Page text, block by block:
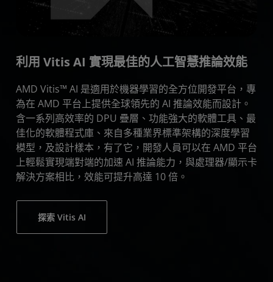
利用 Vitis AI 實現最佳的人工智慧推論效能
AMD Vitis™ AI 是適用於機器學習的全方位開發平台，專
為在 AMD 平台上提供全球領先的 AI 推論效能而設計。
含一系列高效率的 DPU 疊層、功能強大的軟體工具、最
佳化的軟體程式庫、來自多種業界標準架構的深度學習
模型，及設計樣本，有了它，開發人員可以在 AMD 平台
上輕鬆實現端對端的加速 AI 推論能力，與處理器/顯示卡
解決方案相比，效能可提升高達 10 倍。
探索 Vitis AI